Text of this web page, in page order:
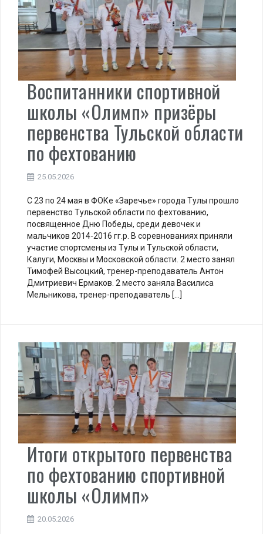
Воспитанники спортивной
школы «Олимп» призёры
первенства Тульской области
по фехтованию
25.05.2026
С 23 по 24 мая в ФОКе «Заречье» города Тулы прошло
первенство Тульской области по фехтованию,
посвященное Дню Победы, среди девочек и
мальчиков 2014-2016 гг.р. В соревнованиях приняли
участие спортсмены из Тулы и Тульской области,
Калуги, Москвы и Московской области. 2 место занял
Тимофей Высоцкий, тренер-преподаватель Антон
Дмитриевич Ермаков. 2 место заняла Василиса
Мельникова, тренер-преподаватель […]
Итоги открытого первенства
по фехтованию спортивной
школы «Олимп»
20.05.2026